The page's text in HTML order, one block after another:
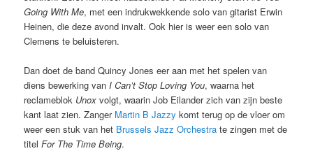
Going With Me, met een indrukwekkende solo van gitarist Erwin
Heinen, die deze avond invalt. Ook hier is weer een solo van
Clemens te beluisteren.
Dan doet de band Quincy Jones eer aan met het spelen van
diens bewerking vanI Can’t Stop Loving You, waarna het
reclameblok Unox volgt, waarin Job Eilander zich van zijn beste
kant laat zien. Zanger Martin B Jazzy komt terug op de vloer om
weer een stuk van het Brussels Jazz Orchestra te zingen met de
titelFor The Time Being.